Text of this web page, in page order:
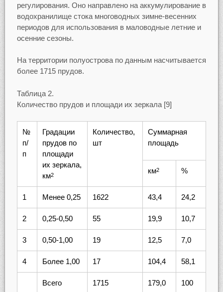
регулирования. Оно направлено на аккумулирование в
водохранилище стока многоводных зимне-весенних
периодов для использования в маловодные летние и
осенние сезоны.
На территории полуострова по данным насчитывается
более 1715 прудов.
Таблица 2.
Количество прудов и площади их зеркала [9]
№
п/
п
Градации
прудов по
площади
их зеркала,
км2
Количество,
шт
Суммарная
площадь
км2 %
1 Менее 0,25 1622 43,4 24,2
2 0,25-0,50 55 19,9 10,7
3 0,50-1,00 19 12,5 7,0
4 Более 1,00 17 104,4 58,1
Всего 1715 179,0 100